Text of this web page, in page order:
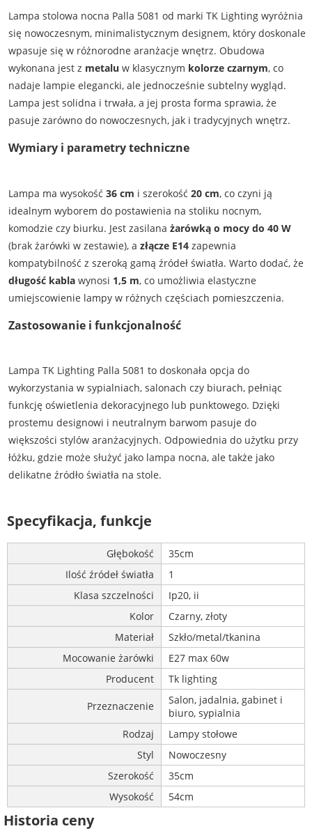
Lampa stolowa nocna Palla 5081 od marki TK Lighting wyróżnia
się nowoczesnym, minimalistycznym designem, który doskonale
wpasuje się w różnorodne aranżacje wnętrz. Obudowa
wykonana jest z metalu w klasycznym kolorze czarnym, co
nadaje lampie elegancki, ale jednocześnie subtelny wygląd.
Lampa jest solidna i trwała, a jej prosta forma sprawia, że
pasuje zarówno do nowoczesnych, jak i tradycyjnych wnętrz.
Wymiary i parametry techniczne
Lampa ma wysokość 36 cm i szerokość 20 cm, co czyni ją
idealnym wyborem do postawienia na stoliku nocnym,
komodzie czy biurku. Jest zasilana żarówką o mocy do 40 W
(brak żarówki w zestawie), a złącze E14zapewnia
kompatybilność z szeroką gamą źródeł światła. Warto dodać, że
długość kablawynosi 1,5 m, co umożliwia elastyczne
umiejscowienie lampy w różnych częściach pomieszczenia.
Zastosowanie i funkcjonalność
Lampa TK Lighting Palla 5081 to doskonała opcja do
wykorzystania w sypialniach, salonach czy biurach, pełniąc
funkcję oświetlenia dekoracyjnego lub punktowego. Dzięki
prostemu designowi i neutralnym barwom pasuje do
większości stylów aranżacyjnych. Odpowiednia do użytku przy
łóżku, gdzie może służyć jako lampa nocna, ale także jako
delikatne źródło światła na stole.
Specyfikacja, funkcje
Głębokość
35cm
Ilość źródeł światła
1
Klasa szczelności
Ip20, ii
Kolor
Czarny, złoty
Materiał
Szkło/metal/tkanina
Mocowanie żarówki
E27 max 60w
Producent
Tk lighting
Przeznaczenie
Salon, jadalnia, gabinet i
biuro, sypialnia
Rodzaj
Lampy stołowe
Styl
Nowoczesny
Szerokość
35cm
Wysokość
54cm
Historia ceny